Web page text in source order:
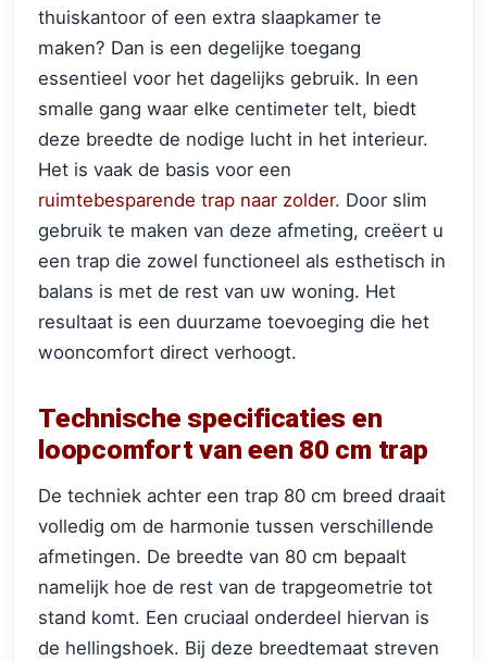
thuiskantoor of een extra slaapkamer te
maken? Dan is een degelijke toegang
essentieel voor het dagelijks gebruik. In een
smalle gang waar elke centimeter telt, biedt
deze breedte de nodige lucht in het interieur.
Het is vaak de basis voor een
ruimtebesparende trap naar zolder. Door slim
gebruik te maken van deze afmeting, creëert u
een trap die zowel functioneel als esthetisch in
balans is met de rest van uw woning. Het
resultaat is een duurzame toevoeging die het
wooncomfort direct verhoogt.
Technische specificaties en
loopcomfort van een 80 cm trap
De techniek achter een trap 80 cm breed draait
volledig om de harmonie tussen verschillende
afmetingen. De breedte van 80 cm bepaalt
namelijk hoe de rest van de trapgeometrie tot
stand komt. Een cruciaal onderdeel hiervan is
de hellingshoek. Bij deze breedtemaat streven